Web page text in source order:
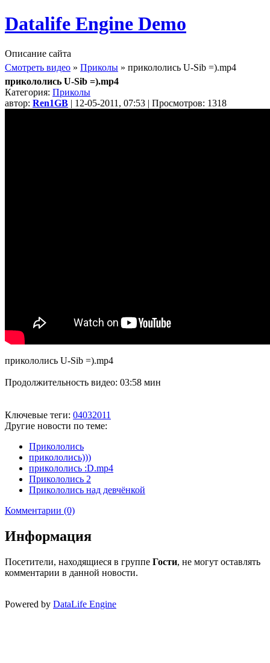
Datalife Engine Demo
Описание сайта
Смотреть видео » Приколы » прикололись U-Sib =).mp4
прикололись U-Sib =).mp4
Категория: Приколы
автор: Ren1GB | 12-05-2011, 07:53 | Просмотров: 1318
прикололись U-Sib =).mp4
Продолжительность видео: 03:58 мин
Ключевые теги: 04032011
Другие новости по теме:
Прикололись
прикололись)))
прикололись :D.mp4
Прикололись 2
Прикололись над девчёнкой
Комментарии (0)
Информация
Посетители, находящиеся в группе Гости, не могут оставлять
комментарии в данной новости.
Powered by DataLife Engine